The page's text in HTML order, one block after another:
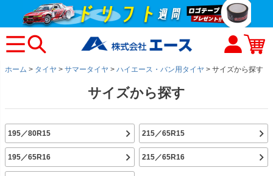
ホーム タイヤ サマータイヤ ハイエース・バン用タイヤ サイズから探す
サイズから探す
195／80R15 215／65R15
195／65R16 215／65R16